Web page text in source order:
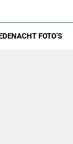
FOTO’S